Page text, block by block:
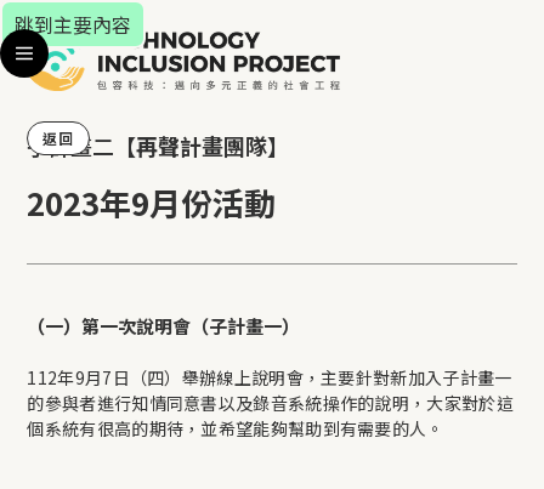
跳到主要內容
子計畫二 【再聲計畫團隊】
2023年9月份活動
返回
（一）第一次說明會（子計畫一）
112年9月7日（四）舉辦線上說明會，主要針對新加入子計畫一
的參與者進行知情同意書以及錄音系統操作的說明，大家對於這
個系統有很高的期待，並希望能夠幫助到有需要的人。